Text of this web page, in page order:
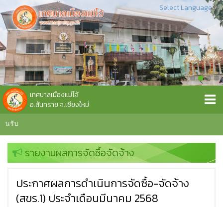
เทศบาลเมืองแม่โจ้
อ.สันทราย จ.เชียงใหม่
รับ
Select Language▼
รายงานผลการจัดซื้อจัดจ้าง
ประกาศผลการดำเนินการจัดซื้อ-จัดจ้าง
(สขร.1) ประจำเดือนมีนาคม 2568